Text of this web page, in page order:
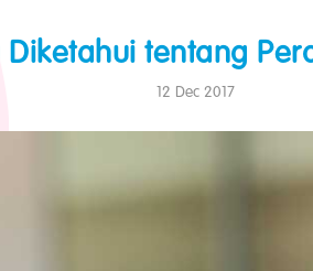
Diketahui tentang
12 Dec 2017